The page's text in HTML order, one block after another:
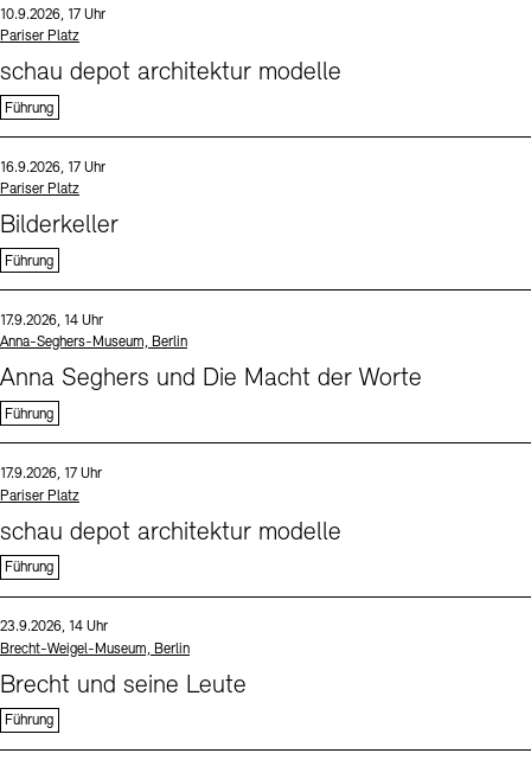
Datum und Uhrzeit:
10.9.2026, 17 Uhr
Standort
Pariser Platz
schau depot architektur modelle
Führung
Datum und Uhrzeit:
16.9.2026, 17 Uhr
Standort
Pariser Platz
Bilderkeller
Führung
Datum und Uhrzeit:
17.9.2026, 14 Uhr
Standort
Anna-Seghers-Museum, Berlin
Anna Seghers und Die Macht der Worte
Führung
Datum und Uhrzeit:
17.9.2026, 17 Uhr
Standort
Pariser Platz
schau depot architektur modelle
Führung
Datum und Uhrzeit:
23.9.2026, 14 Uhr
Standort
Brecht-Weigel-Museum, Berlin
Brecht und seine Leute
Führung